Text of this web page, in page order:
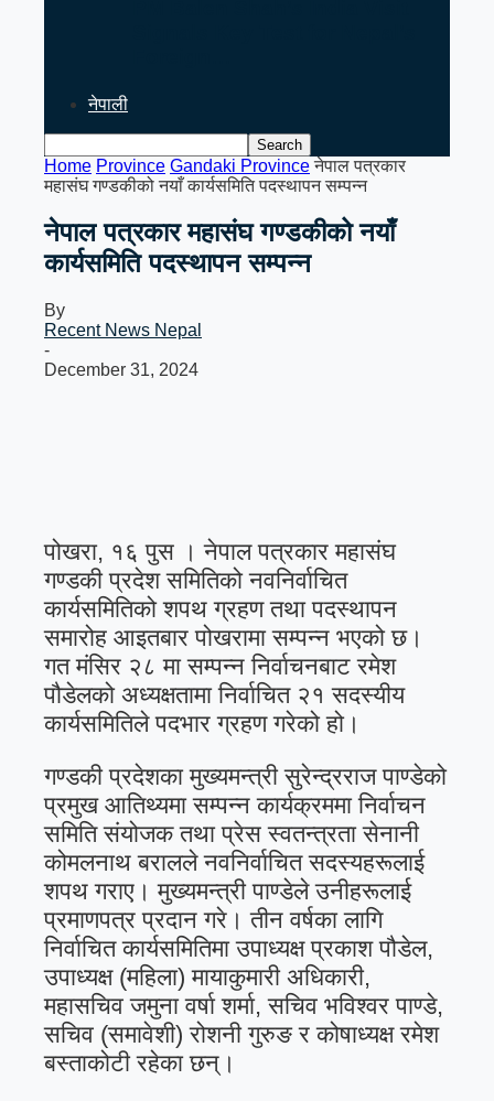
नेपाली
Home Province Gandaki Province नेपाल पत्रकार
महासंघ गण्डकीको नयाँ कार्यसमिति पदस्थापन सम्पन्न
नेपाल पत्रकार महासंघ गण्डकीको नयाँ
कार्यसमिति पदस्थापन सम्पन्न
By
Recent News Nepal
-
December 31, 2024
पोखरा, १६ पुस । नेपाल पत्रकार महासंघ
गण्डकी प्रदेश समितिको नवनिर्वाचित
कार्यसमितिको शपथ ग्रहण तथा पदस्थापन
समारोह आइतबार पोखरामा सम्पन्न भएको छ।
गत मंसिर २८ मा सम्पन्न निर्वाचनबाट रमेश
पौडेलको अध्यक्षतामा निर्वाचित २१ सदस्यीय
कार्यसमितिले पदभार ग्रहण गरेको हो।
गण्डकी प्रदेशका मुख्यमन्त्री सुरेन्द्रराज पाण्डेको
प्रमुख आतिथ्यमा सम्पन्न कार्यक्रममा निर्वाचन
समिति संयोजक तथा प्रेस स्वतन्त्रता सेनानी
कोमलनाथ बरालले नवनिर्वाचित सदस्यहरूलाई
शपथ गराए। मुख्यमन्त्री पाण्डेले उनीहरूलाई
प्रमाणपत्र प्रदान गरे। तीन वर्षका लागि
निर्वाचित कार्यसमितिमा उपाध्यक्ष प्रकाश पौडेल,
उपाध्यक्ष (महिला) मायाकुमारी अधिकारी,
महासचिव जमुना वर्षा शर्मा, सचिव भविश्वर पाण्डे,
सचिव (समावेशी) रोशनी गुरुङ र कोषाध्यक्ष रमेश
बस्ताकोटी रहेका छन्।